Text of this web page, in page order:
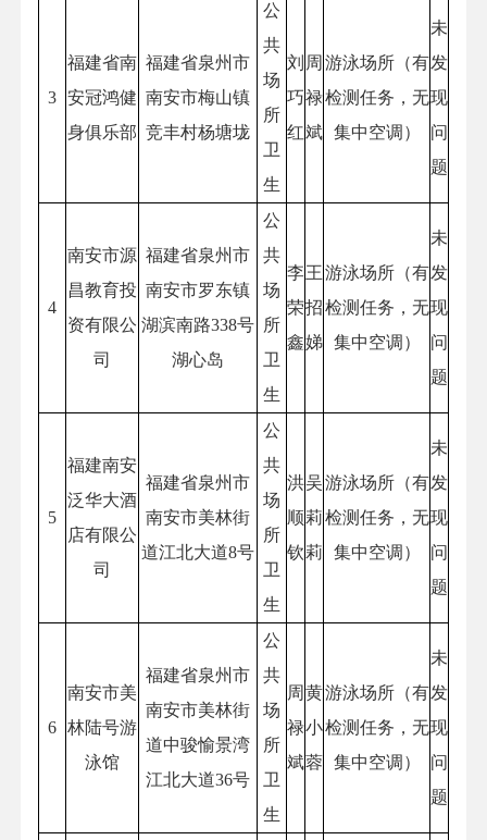
3
福建省南
安冠鸿健
身俱乐部
福建省泉州市
南安市梅山镇
竞丰村杨塘垅
公
共
场
所
卫
生
刘
巧
红
周
禄
斌
游泳场所（有
检测任务，无
集中空调）
未
发
现
问
题
4
南安市源
昌教育投
资有限公
司
福建省泉州市
南安市罗东镇
湖滨南路338号
湖心岛
公
共
场
所
卫
生
李
荣
鑫
王
招
娣
游泳场所（有
检测任务，无
集中空调）
未
发
现
问
题
5
福建南安
泛华大酒
店有限公
司
福建省泉州市
南安市美林街
道江北大道8号
公
共
场
所
卫
生
洪
顺
钦
吴
莉
莉
游泳场所（有
检测任务，无
集中空调）
未
发
现
问
题
6
南安市美
林陆号游
泳馆
福建省泉州市
南安市美林街
道中骏愉景湾
江北大道36号
公
共
场
所
卫
生
周
禄
斌
黄
小
蓉
游泳场所（有
检测任务，无
集中空调）
未
发
现
问
题